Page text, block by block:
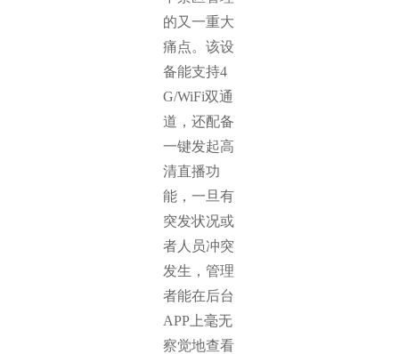
的又一重大
痛点。该设
备能支持4
G/WiFi双通
道，还配备
一键发起高
清直播功
能，一旦有
突发状况或
者人员冲突
发生，管理
者能在后台
APP上毫无
察觉地查看